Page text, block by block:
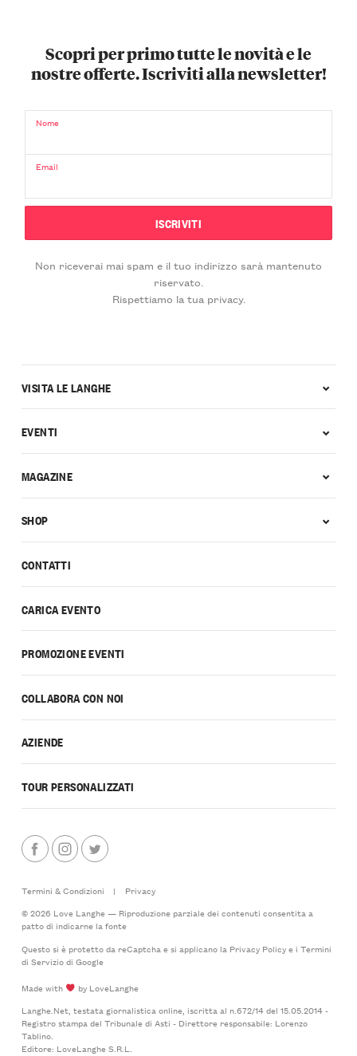
Scopri per primo tutte le novità e le
nostre offerte. Iscriviti alla newsletter!
Nome
Email
Non riceverai mai spam e il tuo indirizzo sarà mantenuto
riservato.
Rispettiamo la tua privacy.
CONTATTI
CARICA EVENTO
PROMOZIONE EVENTI
COLLABORA CON NOI
AZIENDE
TOUR PERSONALIZZATI
VISITA LE LANGHE
EVENTI
MAGAZINE
SHOP
Termini & Condizioni |
Privacy
© 2026 Love Langhe — Riproduzione parziale dei contenuti consentita a
patto di indicarne la fonte
Questo si è protetto da reCaptcha e si applicano la Privacy Policye i Termini
di Serviziodi Google
Made with
by LoveLanghe
Langhe.Net, testata giornalistica online, iscritta al n.672/14 del 15.05.2014 -
Registro stampa del Tribunale di Asti - Direttore responsabile: Lorenzo
Tablino.
Editore: LoveLanghe S.R.L.